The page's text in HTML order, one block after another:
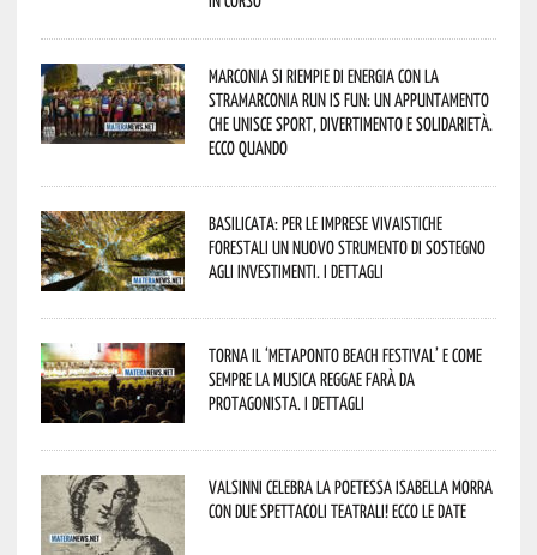
Marconia si riempie di energia con la
StraMarconia Run is Fun: un appuntamento
che unisce sport, divertimento e solidarietà.
Ecco quando
Basilicata: per le imprese vivaistiche
forestali un nuovo strumento di sostegno
agli investimenti. I dettagli
Torna il ‘Metaponto beach festival’ e come
sempre la musica reggae farà da
protagonista. I dettagli
Valsinni celebra la poetessa Isabella Morra
con due spettacoli teatrali! Ecco le date